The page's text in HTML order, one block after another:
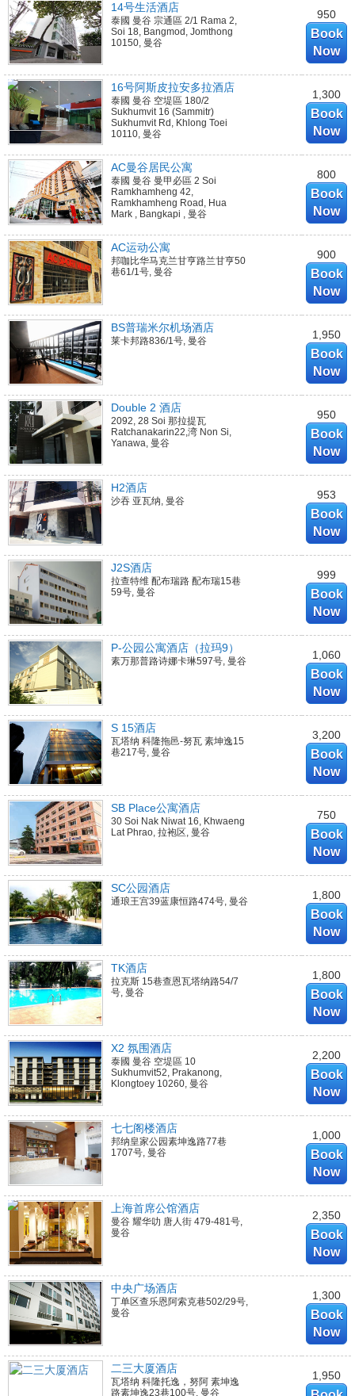
14号生活酒店
泰國 曼谷 宗通區 2/1 Rama 2,
Soi 18, Bangmod, Jomthong
10150, 曼谷
950
Book
Now
16号阿斯皮拉安多拉酒店
泰國 曼谷 空堤區 180/2
Sukhumvit 16 (Sammitr)
Sukhumvit Rd, Khlong Toei
10110, 曼谷
1,300
Book
Now
AC曼谷居民公寓
泰國 曼谷 曼甲必區 2 Soi
Ramkhamheng 42,
Ramkhamheng Road, Hua
Mark , Bangkapi , 曼谷
800
Book
Now
AC运动公寓
邦咖比华马克兰甘亨路兰甘亨50
巷61/1号, 曼谷
900
Book
Now
BS普瑞米尔机场酒店
莱卡邦路836/1号, 曼谷 1,950
Book
Now
Double 2 酒店
2092, 28 Soi 那拉提瓦
Ratchanakarin22,湾 Non Si,
Yanawa, 曼谷
950
Book
Now
H2酒店
沙吞 亚瓦纳, 曼谷 953
Book
Now
J2S酒店
拉查特维 配布瑞路 配布瑞15巷
59号, 曼谷
999
Book
Now
P-公园公寓酒店（拉玛9）
素万那普路诗娜卡琳597号, 曼谷 1,060
Book
Now
S 15酒店
瓦塔纳 科隆拖邑-努瓦 素坤逸15
巷217号, 曼谷
3,200
Book
Now
SB Place公寓酒店
30 Soi Nak Niwat 16, Khwaeng
Lat Phrao, 拉袍区, 曼谷
750
Book
Now
SC公园酒店
通琅王宫39蓝康恒路474号, 曼谷 1,800
Book
Now
TK酒店
拉克斯 15巷查恩瓦塔纳路54/7
号, 曼谷
1,800
Book
Now
X2 氛围酒店
泰國 曼谷 空堤區 10
Sukhumvit52, Prakanong,
Klongtoey 10260, 曼谷
2,200
Book
Now
七七阁楼酒店
邦纳皇家公园素坤逸路77巷
1707号, 曼谷
1,000
Book
Now
上海首席公馆酒店
曼谷 耀华叻 唐人街 479-481号,
曼谷
2,350
Book
Now
中央广场酒店
丁单区查乐恩阿索克巷502/29号,
曼谷
1,300
Book
Now
二三大厦酒店
瓦塔纳 科隆托逸，努阿 素坤逸
路素坤逸23巷100号, 曼谷
1,950